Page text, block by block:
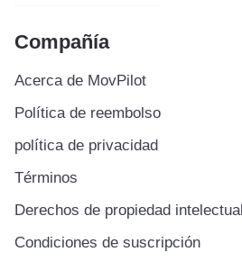
Compañía
Acerca de MovPilot
Política de reembolso
política de privacidad
Términos
Derechos de propiedad intelectual
Condiciones de suscripción